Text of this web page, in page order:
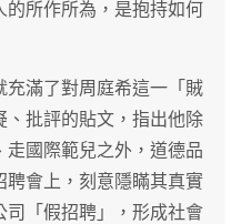
所作所為，是抱持如何
滿了對周庭希這一「賊
、批評的貼文，指出他除
國際範兒之外，道德品
聘會上，刻意隱瞞其真實
「假招聘」，形成社會